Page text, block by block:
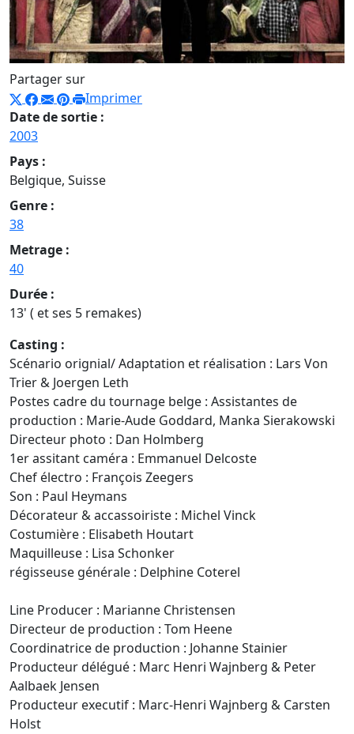
Partager sur
Imprimer
Date de sortie :
2003
Pays :
Belgique, Suisse
Genre :
38
Metrage :
40
Durée :
13' ( et ses 5 remakes)
Casting :
Scénario orignial/ Adaptation et réalisation : Lars Von
Trier & Joergen Leth
Postes cadre du tournage belge : Assistantes de
production : Marie-Aude Goddard, Manka Sierakowski
Directeur photo : Dan Holmberg
1er assitant caméra : Emmanuel Delcoste
Chef électro : François Zeegers
Son : Paul Heymans
Décorateur & accassoiriste : Michel Vinck
Costumière : Elisabeth Houtart
Maquilleuse : Lisa Schonker
régisseuse générale : Delphine Coterel
Line Producer : Marianne Christensen
Directeur de production : Tom Heene
Coordinatrice de production : Johanne Stainier
Producteur délégué : Marc Henri Wajnberg & Peter
Aalbaek Jensen
Producteur executif : Marc-Henri Wajnberg & Carsten
Holst